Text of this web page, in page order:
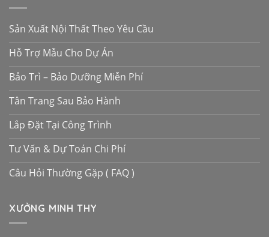
Sản Xuất Nội Thất Theo Yêu Cầu
Hỗ Trợ Mẫu Cho Dự Án
Bảo Trì – Bảo Dưỡng Miễn Phí
Tân Trang Sau Bảo Hành
Lắp Đặt Tại Công Trình
Tư Vấn & Dự Toán Chi Phí
Câu Hỏi Thường Gặp ( FAQ )
XƯỞNG MINH THY